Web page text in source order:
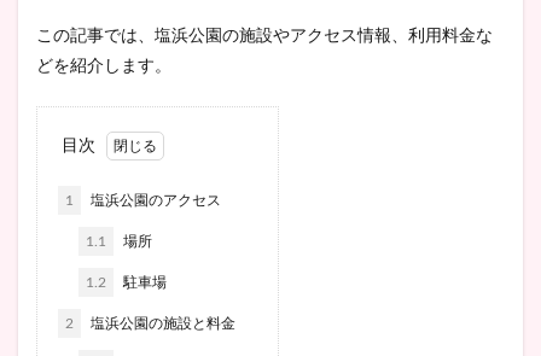
この記事では、塩浜公園の施設やアクセス情報、利用料金な
どを紹介します。
目次
1 塩浜公園のアクセス
1.1 場所
1.2 駐車場
2 塩浜公園の施設と料金